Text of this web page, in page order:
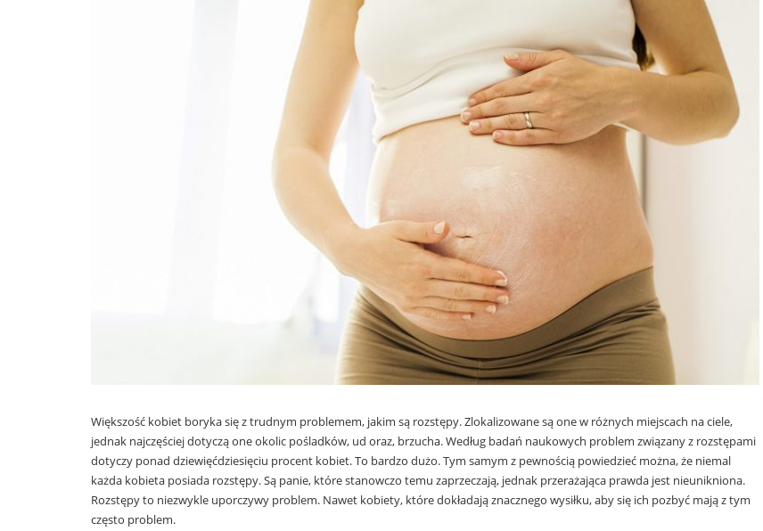
Większość kobiet boryka się z trudnym problemem, jakim są rozstępy. Zlokalizowane są one w różnych miejscach na ciele,
jednak najczęściej dotyczą one okolic pośladków, ud oraz, brzucha. Według badań naukowych problem związany z rozstępami
dotyczy ponad dziewięćdziesięciu procent kobiet. To bardzo dużo. Tym samym z pewnością powiedzieć można, że niemal
każda kobieta posiada rozstępy. Są panie, które stanowczo temu zaprzeczają, jednak przerażająca prawda jest nieunikniona.
Rozstępy to niezwykle uporczywy problem. Nawet kobiety, które dokładają znacznego wysiłku, aby się ich pozbyć mają z tym
często problem.